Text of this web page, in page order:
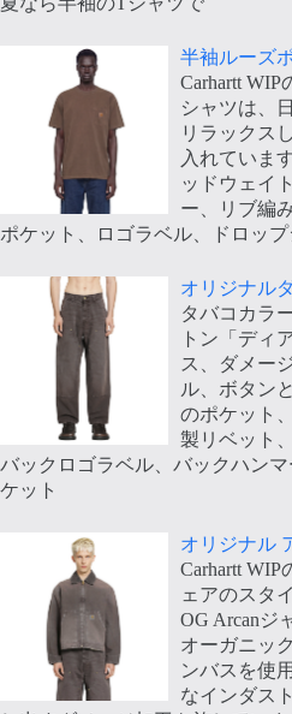
半袖ルーズ
Carhartt WIP
シャツは、
リラックス
入れていま
ッドウェイ
ー、リブ編
ポケット、ロゴラベル、ドロッ
オリジナル
タバコカラ
トン「ディ
ス、ダメー
ル、ボタン
のポケット
製リベット
バックロゴラベル、バックハン
ケット
オリジナル
Carhartt
ェアのスタ
OG Arcanジ
オーガニッ
ンバスを使
なインダス